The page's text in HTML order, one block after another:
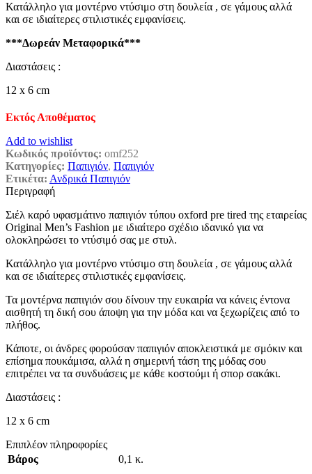
Κατάλληλο για μοντέρνο ντύσιμο στη δουλεία , σε γάμους αλλά
και σε ιδιαίτερες στιλιστικές εμφανίσεις.
***Δωρεάν Μεταφορικά***
Διαστάσεις :
12 x 6 cm
Εκτός Αποθέματος
Add to wishlist
Κωδικός προϊόντος: omf252
Κατηγορίες: Παπιγιόν, Παπιγιόν
Ετικέτα: Ανδρικά Παπιγιόν
Περιγραφή
Σιέλ καρό υφασμάτινο παπιγιόν τύπου oxford pre tired της εταιρείας
Original Men’s Fashion με ιδιαίτερο σχέδιο ιδανικό για να
ολοκληρώσει το ντύσιμό σας με στυλ.
Κατάλληλο για μοντέρνο ντύσιμο στη δουλεία , σε γάμους αλλά
και σε ιδιαίτερες στιλιστικές εμφανίσεις.
Τα μοντέρνα παπιγιόν σου δίνουν την ευκαιρία να κάνεις έντονα
αισθητή τη δική σου άποψη για την μόδα και να ξεχωρίζεις από το
πλήθος.
Κάποτε, οι άνδρες φορούσαν παπιγιόν αποκλειστικά με σμόκιν και
επίσημα πουκάμισα, αλλά η σημερινή τάση της μόδας σου
επιτρέπει να τα συνδυάσεις με κάθε κοστούμι ή σπορ σακάκι.
Διαστάσεις :
12 x 6 cm
Επιπλέον πληροφορίες
Βάρος
0,1 κ.